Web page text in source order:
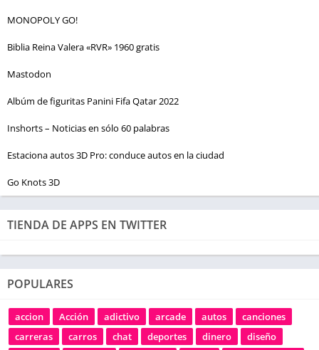
MONOPOLY GO!
Biblia Reina Valera «RVR» 1960 gratis
Mastodon
Albúm de figuritas Panini Fifa Qatar 2022
Inshorts – Noticias en sólo 60 palabras
Estaciona autos 3D Pro: conduce autos en la ciudad
Go Knots 3D
TIENDA DE APPS EN TWITTER
POPULARES
accion Acción adictivo arcade autos
canciones
carreras
carros chat deportes dinero
diseño